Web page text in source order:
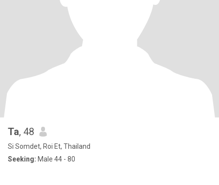
Ta, 48
Si Somdet, Roi Et, Thailand
Seeking: Male 44 - 80